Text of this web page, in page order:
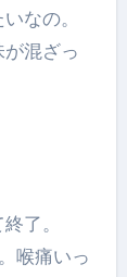
なの。
混ざっ
了。
喉痛いっ